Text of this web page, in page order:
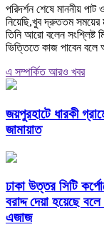
পরিদর্শন শেষে মাননীয়
নিয়েছি,খুব দ্রুততম সময়ের
তিনি আরো বলেন সংশ্লিষ্ট
ভিত্তিতে কাজ পাবেন
এ সম্পর্কিত আরও খবর
জয়পুরহাটে ধারকী
জামায়াত
ঢাকা উত্তর সিটি
বরাদ্দ দেয়া হয়েছে
এজাজ